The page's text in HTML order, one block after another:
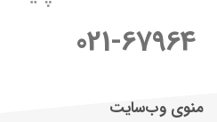
021-67964
منوی وب‌سایت